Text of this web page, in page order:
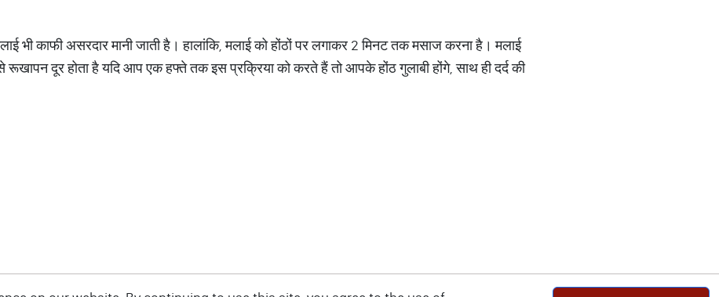
भी काफी असरदार मानी जाती है। हालांकि, मलाई को होंठों पर लगाकर 2 मिनट तक मसाज करना है। मलाई
दूर होता है यदि आप एक हफ्ते तक इस प्रक्रिया को करते हैं तो आपके होंठ गुलाबी होंगे, साथ ही दर्द की